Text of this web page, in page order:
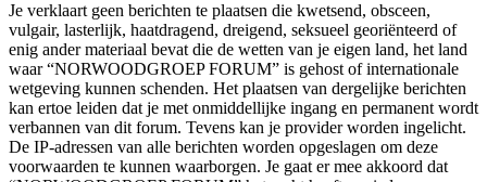
Je verklaart geen berichten te plaatsen die kwetsend, obsceen,
vulgair, lasterlijk, haatdragend, dreigend, seksueel georiënteerd of
enig ander materiaal bevat die de wetten van je eigen land, het land
waar “NORWOODGROEP FORUM” is gehost of internationale
wetgeving kunnen schenden. Het plaatsen van dergelijke berichten
kan ertoe leiden dat je met onmiddellijke ingang en permanent wordt
verbannen van dit forum. Tevens kan je provider worden ingelicht.
De IP-adressen van alle berichten worden opgeslagen om deze
voorwaarden te kunnen waarborgen. Je gaat er mee akkoord dat